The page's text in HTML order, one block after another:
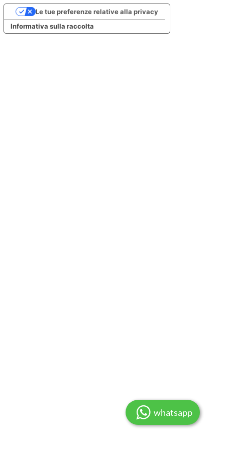
Informativa sulla raccolta
Le tue preferenze relative alla privacy
whatsapp